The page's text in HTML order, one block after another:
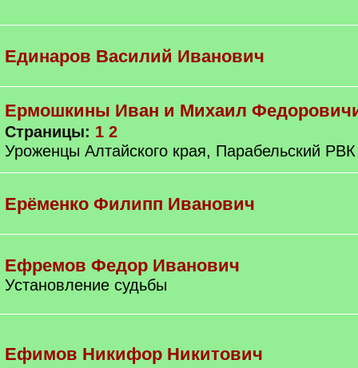
Единаров Василий Иванович
Ермошкины Иван и Михаил
Страницы: 1 2
Уроженцы Алтайского края, Парабельский РВК
Ерёменко Филипп Иванович
Ефремов Федор Иванович
Установление судьбы
Ефимов Никифор Никитович